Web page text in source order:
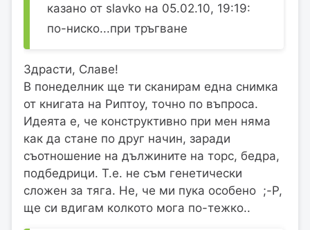
казано от slavko на 05.02.10, 19:19:
по-ниско...при тръгване
Здрасти, Славе!
В понеделник ще ти сканирам една снимка
от книгата на Риптоу, точно по въпроса.
Идеята е, че конструктивно при мен няма
как да стане по друг начин, заради
съотношение на дължините на торс, бедра,
подбедрици. Т.е. не съм генетически
сложен за тяга. Не, че ми пука особено ;-P,
ще си вдигам колкото мога по-тежко..